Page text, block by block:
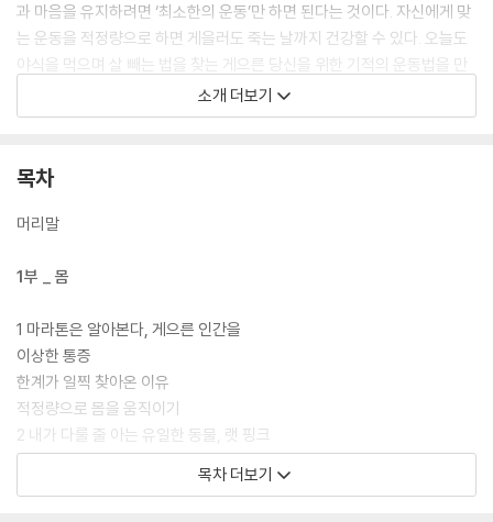
과 마음을 유지하려면 ‘최소한의 운동’만 하면 된다는 것이다. 자신에게 맞
는 운동을 적정량으로 하면 게을러도 죽는 날까지 건강할 수 있다. 오늘도
야식을 먹으며 살 빼는 법을 찾는 게으른 당신을 위한 기적의 운동법을 만
1. 우주 최강 게으름뱅이도 OK!
고 간단하지만 효과는 최고인 운동만 모았다.
: 하루에 단 한 동작이라도 꾸준히 하면 최고의 효과를 볼 수 있다.
: 동작 자체도 쉽지만, 운동을 처음 해보는 이들을 위해 동작에 대한 설명이
상세하게 되어 있다.
4. 건강해지고 살도 빠진다!
: 나에게 맞는 운동을 적정량만 해도 평생 건강하고 날씬한 몸을 유지할 수
있다.
5. 언제, 어디서든, 누구나 할 수 있다!
: 특별한 장소나 시간, 도구나 기구도 필요 없으니 부담 없이 시작할 수 있
소개 더보기
목차
머리말
1부 _ 몸
1 마라톤은 알아본다, 게으른 인간을
이상한 통증
한계가 일찍 찾아온 이유
적정량으로 몸을 움직이기
2 내가 다룰 줄 아는 유일한 동물, 랫 핑크
게으름뱅이들과의 상담시간
세상에서 가장 먼 구간은 머리와 배 사이
목차 더보기